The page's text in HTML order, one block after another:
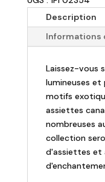
Lot
assiettes
jardin
palais
17cm
Description
Informations
Laissez-vous
lumineuses et
motifs
assiettes
nombreuses
collection
d'assiettes et